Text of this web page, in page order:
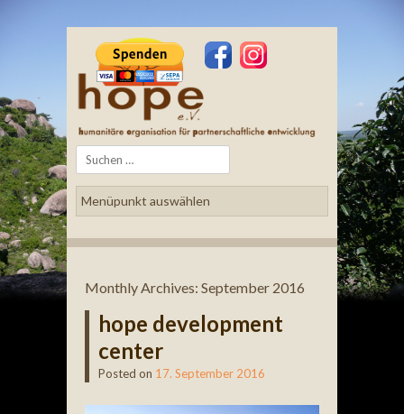
Search
Monthly Archives: September 2016
hope development
center
Posted on 17. September 2016